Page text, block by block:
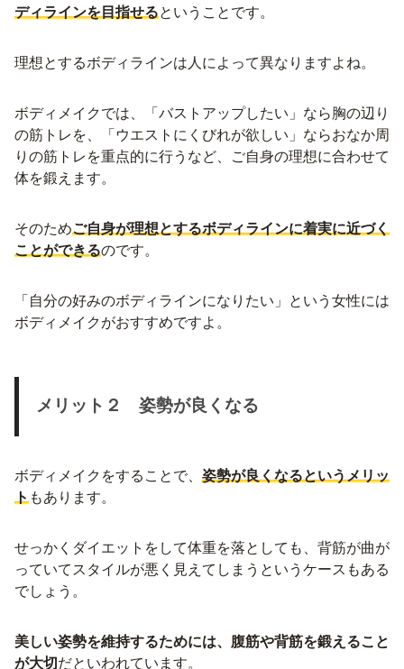
ディラインを目指せるということです。
理想とするボディラインは人によって異なりますよね。
ボディメイクでは、「バストアップしたい」なら胸の辺り
の筋トレを、「ウエストにくびれが欲しい」ならおなか周
りの筋トレを重点的に行うなど、ご自身の理想に合わせて
体を鍛えます。
そのためご自身が理想とするボディラインに着実に近づく
ことができるのです。
「自分の好みのボディラインになりたい」という女性には
ボディメイクがおすすめですよ。
メリット２ 姿勢が良くなる
ボディメイクをすることで、 姿勢が良くなるというメリッ
トもあります。
せっかくダイエットをして体重を落としても、背筋が曲が
っていてスタイルが悪く見えてしまうというケースもある
でしょう。
美しい姿勢を維持するためには、腹筋や背筋を鍛えること
が大切 だといわれています。